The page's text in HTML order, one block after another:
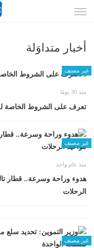
الى
أخبار متداوَلة
غير مصنف
منذ 30 يومًا
تعرف على الشروط الخاصة
غير مصنف
منذ عام واحد
هدوء وراحة وسرعة.. قطار
الرحلات
غير مصنف